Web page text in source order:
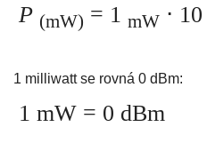
P (mW) = 1 mW ⋅ 10
1 milliwatt se rovná 0 dBm:
1 mW = 0 dBm